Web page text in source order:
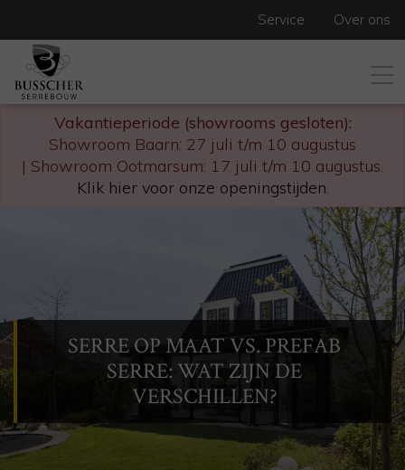
Vakantieperiode (showrooms gesloten):
Showroom Baarn: 27 juli t/m 10 augustus
| Showroom Ootmarsum: 17 juli t/m 10 augustus.
Klik hier voor onze openingstijden.
Service Over ons
SERRE OP MAAT VS. PREFAB
SERRE: WAT ZIJN DE
VERSCHILLEN?